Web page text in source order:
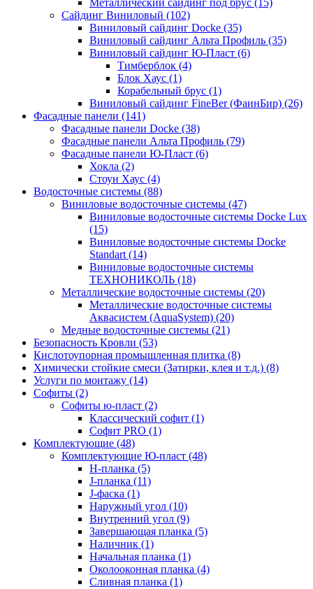
Металлический сайдинг под брус (15)
Сайдинг Виниловый (102)
Виниловый сайдинг Docke (35)
Виниловый сайдинг Альта Профиль (35)
Виниловый сайдинг Ю-Пласт (6)
Тимберблок (4)
Блок Хаус (1)
Корабельный брус (1)
Виниловый сайдинг FineBer (ФаинБир) (26)
Фасадные панели (141)
Фасадные панели Docke (38)
Фасадные панели Альта Профиль (79)
Фасадные панели Ю-Пласт (6)
Хокла (2)
Стоун Хаус (4)
Водосточные системы (88)
Виниловые водосточные системы (47)
Виниловые водосточные системы Docke Lux
(15)
Виниловые водосточные системы Docke
Standart (14)
Виниловые водосточные системы
ТЕХНОНИКОЛЬ (18)
Металлические водосточные системы (20)
Металлические водосточные системы
Аквасистем (AquaSystem) (20)
Медные водосточные системы (21)
Безопасность Кровли (53)
Кислотоупорная промышленная плитка (8)
Химически стойкие смеси (Затирки, клея и т.д.) (8)
Услуги по монтажу (14)
Софиты (2)
Софиты ю-пласт (2)
Классический софит (1)
Софит PRO (1)
Комплектующие (48)
Комплектующие Ю-пласт (48)
H-планка (5)
J-планка (11)
J-фаска (1)
Наружный угол (10)
Внутренний угол (9)
Завершающая планка (5)
Наличник (1)
Начальная планка (1)
Околооконная планка (4)
Сливная планка (1)